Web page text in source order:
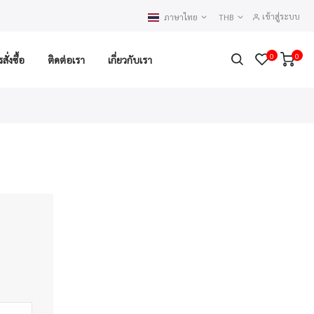
ภาษาไทย THB เข้าสู่ระบบ
สั่งซื้อ ติดต่อเรา เกี่ยวกับเรา 0 0